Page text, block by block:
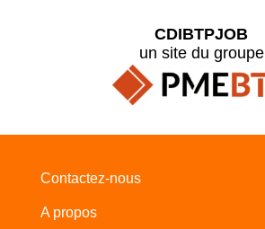
CDIBTPJOB
un site du groupe
Contactez-nous
A propos